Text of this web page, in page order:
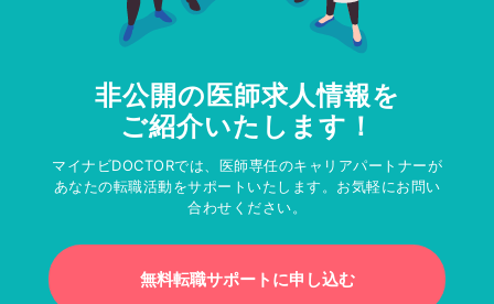
非公開の医師求人情報を
ご紹介いたします！
マイナビDOCTORでは、医師専任のキャリアパートナーが
あなたの転職活動をサポートいたします。お気軽にお問い
合わせください。
無料転職サポートに申し込む